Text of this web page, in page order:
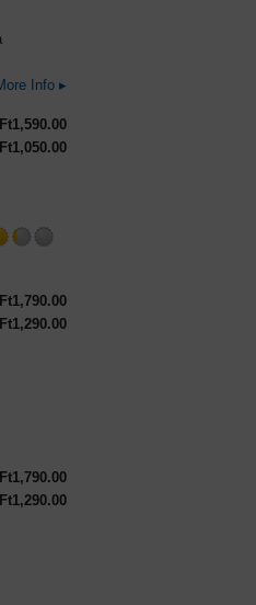
Info ▸
Ft1,590.00
Ft1,050.00
out
of
Ft1,790.00
Ft1,290.00
Ft1,790.00
Ft1,290.00